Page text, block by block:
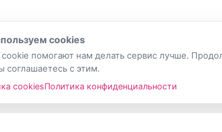
cookies
помогают нам делать сервис лучше.
соглашаетесь с этим.
cookiesПолитика конфиденциальности